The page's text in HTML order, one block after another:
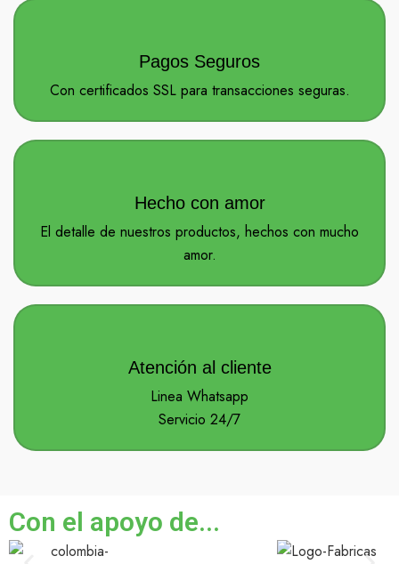
Pagos Seguros
Con certificados SSL para transacciones seguras.
Hecho con amor
El detalle de nuestros productos, hechos con mucho
amor.
Atención al cliente
Linea Whatsapp
Servicio 24/7
Con el apoyo de...